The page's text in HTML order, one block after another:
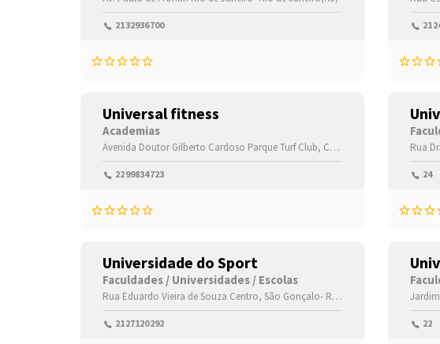
2132936700
Universal fitness
Academias
Avenida Doutor Gilberto Cardoso Parque Turf Club, Campos dos Goytacazes-
2299834723
Rua
24
Universidade do Sport
Faculdades / Universidades / Escolas
Rua Eduardo Vieira de Souza Centro, São Gonçalo- Rio de Janeiro(RJ)
2127120292 22